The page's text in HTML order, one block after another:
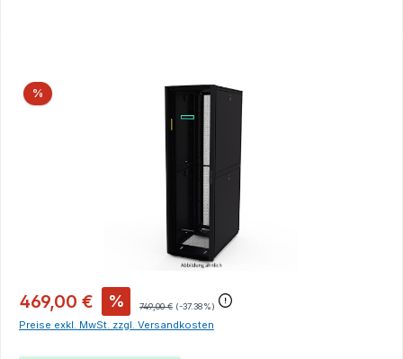
Bildergalerie überspringen
% Rabatt
469,00 € % 749,00 € (-37.38%)
Preise exkl. MwSt. zzgl. Versandkosten